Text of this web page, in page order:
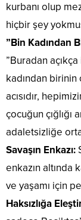
kurbanı olup
hiçbir şey
​”Bin Kadından
​”Buradan
kadından birinin
acısıdır,
çocuğun
adaletsizliğe
​Savaşın Enkazı:
enkazın altında
ve yaşamı için
​Haksızlığa